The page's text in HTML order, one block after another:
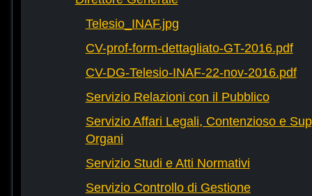
Telesio_INAF.jpg
CV-prof-form-dettagliato-GT-2016.pdf
CV-DG-Telesio-INAF-22-nov-2016.pdf
Servizio Relazioni con il Pubblico
Servizio Affari Legali, Contenzioso e
Organi
Servizio Studi e Atti Normativi
Servizio Controllo di Gestione